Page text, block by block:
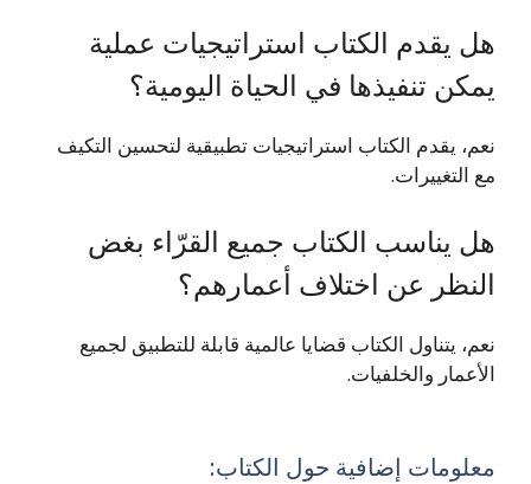
هل يقدم الكتاب استراتيجيات عملية
يمكن تنفيذها في الحياة اليومية؟
نعم، يقدم الكتاب استراتيجيات تطبيقية لتحسين التكيف
مع التغييرات.
هل يناسب الكتاب جميع القرّاء بغض
النظر عن اختلاف أعمارهم؟
نعم، يتناول الكتاب قضايا عالمية قابلة للتطبيق لجميع
الأعمار والخلفيات.
معلومات إضافية حول الكتاب: